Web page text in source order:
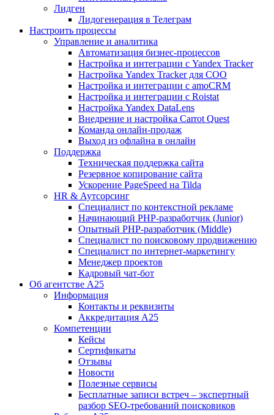
Лидген
Лидогенерация в Телеграм
Настроить процессы
Управление и аналитика
Автоматизация бизнес-процессов
Настройка и интеграции с Yandex Tracker
Настройка Yandex Tracker для СОО
Настройка и интеграции с amoCRM
Настройка и интеграции с Roistat
Настройка Yandex DataLens
Внедрение и настройка Carrot Quest
Команда онлайн-продаж
Выход из офлайна в онлайн
Поддержка
Техническая поддержка сайта
Резервное копирование сайта
Ускорение PageSpeed на Tilda
HR & Аутсорсинг
Специалист по контекстной рекламе
Начинающий PHP-разработчик (Junior)
Опытный PHP-разработчик (Middle)
Специалист по поисковому продвижению
Специалист по интернет-маркетингу
Менеджер проектов
Кадровый чат-бот
Об агентстве А25
Информация
Контакты и реквизиты
Аккредитация А25
Компетенции
Кейсы
Сертификаты
Отзывы
Новости
Полезные сервисы
Бесплатные записи встреч – экспертный
разбор SEO-требований поисковиков